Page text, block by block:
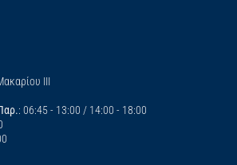
ΙΙΙ
: 06:45 - 13:00 / 14:00 - 18:00